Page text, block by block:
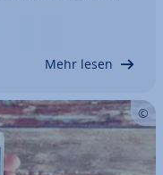
darin, die aus­ge­
Mehr lesen